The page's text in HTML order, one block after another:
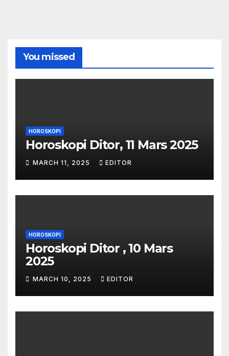
You missed
HOROSKOPI
Horoskopi Ditor, 11 Mars 2025
MARCH 11, 2025 EDITOR
HOROSKOPI
Horoskopi Ditor , 10 Mars
2025
MARCH 10, 2025 EDITOR